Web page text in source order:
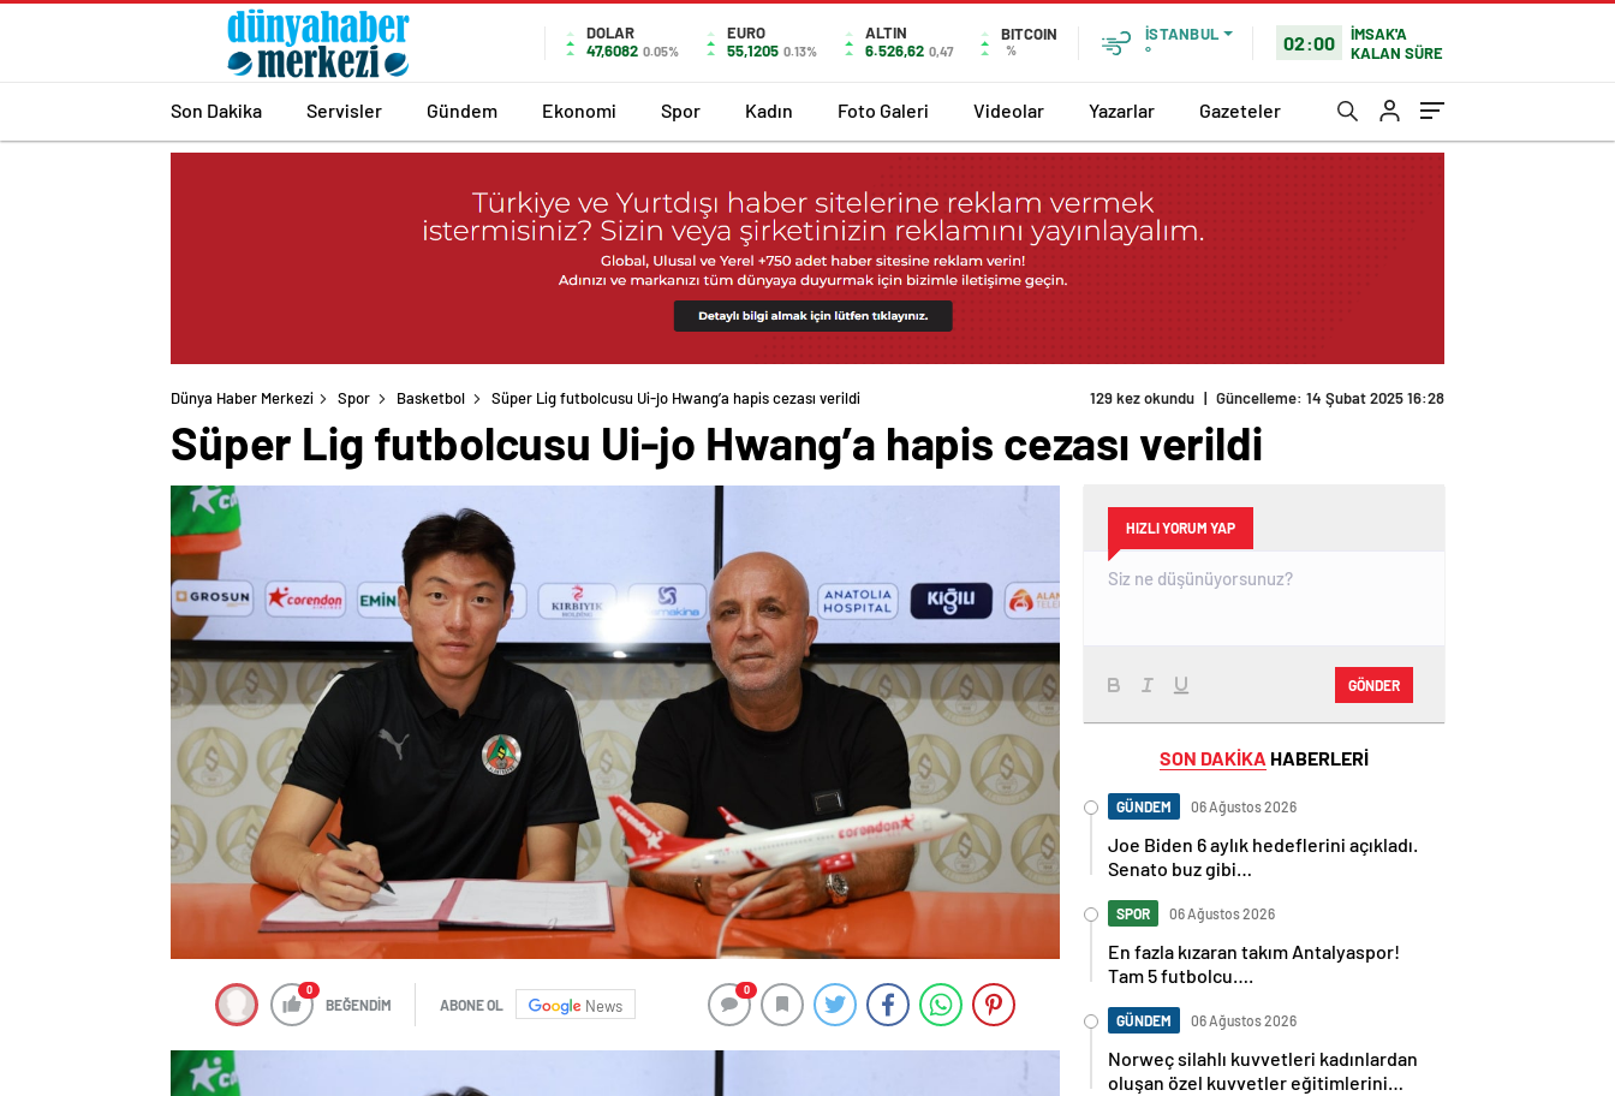
DOLAR
47,6082 0.05%
EURO
55,1205 0.13%
ALTIN
6.526,62 0,47
BITCOIN
%
İSTANBUL
°
02:00
İMSAK'A
KALAN SÜRE
Son Dakika Servisler Gündem Ekonomi Spor Kadın Foto Galeri Videolar Yazarlar Gazeteler
Dünya Haber Merkezi Spor Basketbol Süper Lig futbolcusu Ui-jo Hwang’a hapis cezası verildi 129 kez okundu | Güncelleme: 14 Şubat 2025 16:28
Süper Lig futbolcusu Ui-jo Hwang’a hapis cezası verildi
0
BEĞENDİM ABONE OL News
0
HIZLI YORUM YAP
GÖNDER
SON DAKİKA HABERLERİ
GÜNDEM 06 Ağustos 2026
Joe Biden 6 aylık hedeflerini açıkladı.
Senato buz gibi…
SPOR 06 Ağustos 2026
En fazla kızaran takım Antalyaspor!
Tam 5 futbolcu….
GÜNDEM 06 Ağustos 2026
Norweç silahlı kuvvetleri kadınlardan
oluşan özel kuvvetler eğitimlerini